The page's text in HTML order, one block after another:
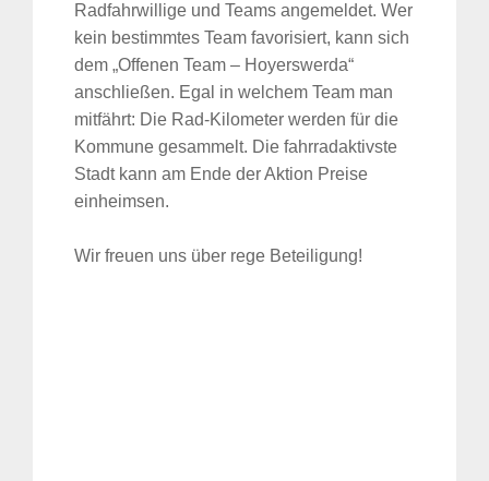
Radfahrwillige und Teams angemeldet. Wer
kein bestimmtes Team favorisiert, kann sich
dem „Offenen Team – Hoyerswerda“
anschließen. Egal in welchem Team man
mitfährt: Die Rad-Kilometer werden für die
Kommune gesammelt. Die fahrradaktivste
Stadt kann am Ende der Aktion Preise
einheimsen.
Wir freuen uns über rege Beteiligung!